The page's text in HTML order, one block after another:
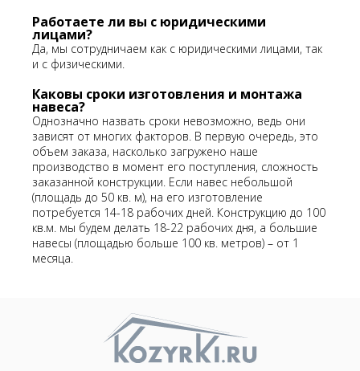
Работаете ли вы с юридическими
лицами?
Да, мы сотрудничаем как с юридическими лицами, так
и с физическими.
Каковы сроки изготовления и монтажа
навеса?
Однозначно назвать сроки невозможно, ведь они
зависят от многих факторов. В первую очередь, это
объем заказа, насколько загружено наше
производство в момент его поступления, сложность
заказанной конструкции. Если навес небольшой
(площадь до 50 кв. м), на его изготовление
потребуется 14-18 рабочих дней. Конструкцию до 100
кв.м. мы будем делать 18-22 рабочих дня, а большие
навесы (площадью больше 100 кв. метров) – от 1
месяца.